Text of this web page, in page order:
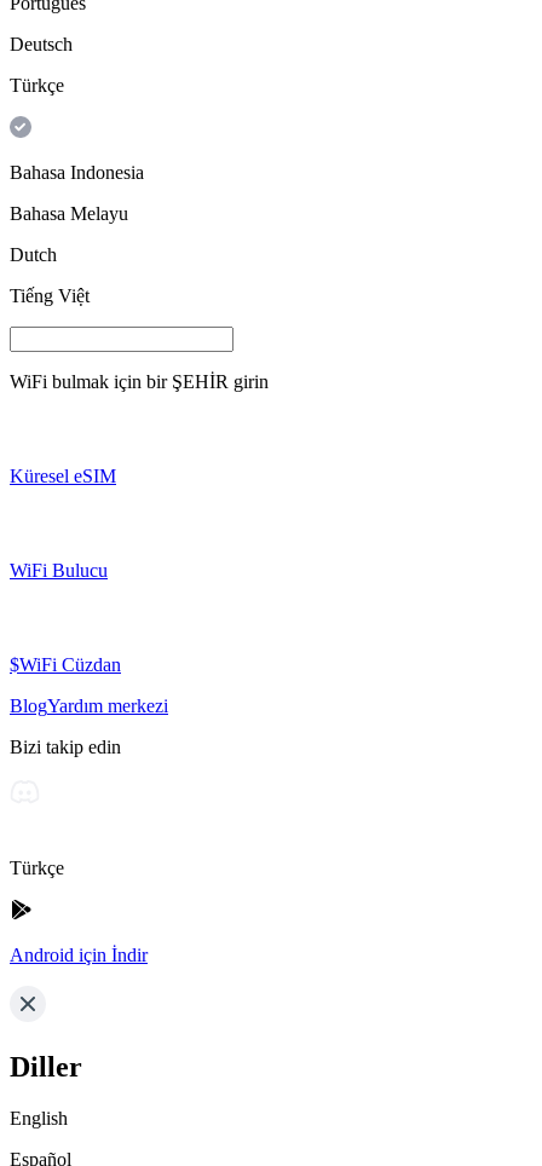
Deutsch
Türkçe
Bahasa Indonesia
Bahasa Melayu
Dutch
Tiếng Việt
WiFi bulmak için bir ŞEHİR girin
Küresel eSIM
WiFi Bulucu
$WiFi Cüzdan
BlogYardım merkezi
Bizi takip edin
Türkçe
Android için İndir
Diller
English
Español